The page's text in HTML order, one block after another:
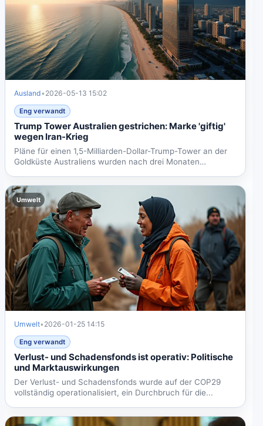
Ausland• 2026-05-13 15:02
Eng verwandt
Trump Tower Australien gestrichen: Marke 'giftig'
wegen Iran-Krieg
Pläne für einen 1,5-Milliarden-Dollar-Trump-Tower an der
Goldküste Australiens wurden nach drei Monaten
Umwelt
Umwelt• 2026-01-25 14:15
Eng verwandt
Verlust- und Schadensfonds ist operativ: Politische
und Marktauswirkungen
Der Verlust- und Schadensfonds wurde auf der COP29
vollständig operationalisiert, ein Durchbruch für die...